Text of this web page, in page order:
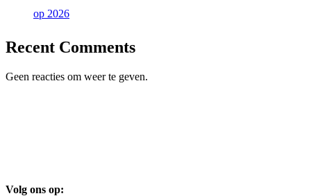
op 2026
Recent Comments
Geen reacties om weer te geven.
Volg ons op: